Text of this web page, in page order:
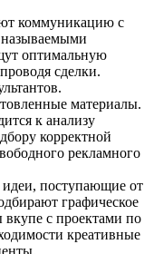
коммуникацию с
называемыми
оптимальную
сделки.
материалы.
к анализу
корректной
рекламного
поступающие от
графическое
с проектами по
креативные